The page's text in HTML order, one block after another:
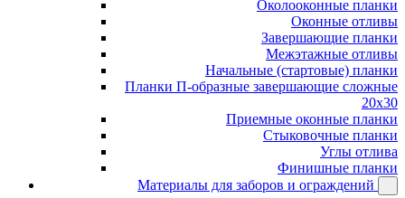
Околооконные планки
Оконные отливы
Завершающие планки
Межэтажные отливы
Начальные (стартовые) планки
Планки П-образные завершающие сложные
20x30
Приемные оконные планки
Стыковочные планки
Углы отлива
Финишные планки
Материалы для заборов и ограждений